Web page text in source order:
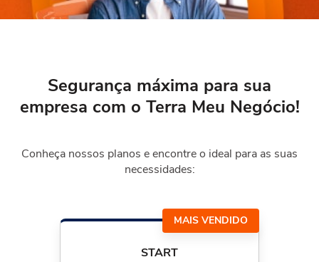
Segurança máxima para sua
empresa com o Terra Meu Negócio!
Conheça nossos planos e encontre o ideal para as suas
necessidades:
MAIS VENDIDO
START